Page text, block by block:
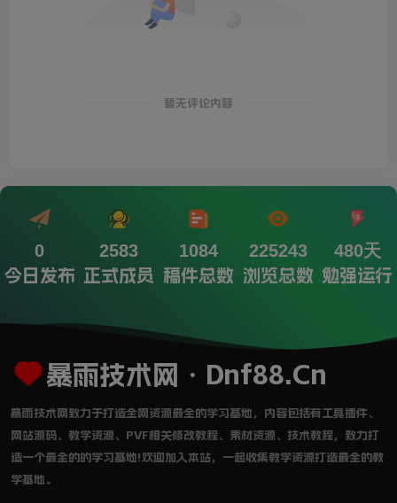
暂无评论内容
0
今日发布
2583
正式成员
1084
稿件总数
225243
浏览总数
480天
勉强运行
暴雨技术网・Dnf88.Cn
暴雨技术网致力于打造全网资源最全的学习基地，内容包括有工具插件、
网站源码、教学资源、PVF相关修改教程、素材资源、技术教程，致力打
造一个最全的的学习基地!欢迎加入本站，一起收集教学资源打造最全的教
学基地。